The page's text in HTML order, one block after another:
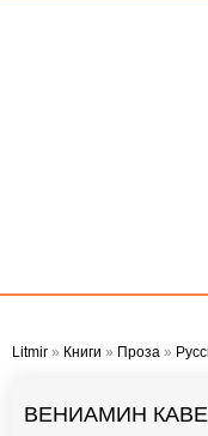
Litmir » Книги » Проза »
ВЕНИАМИН